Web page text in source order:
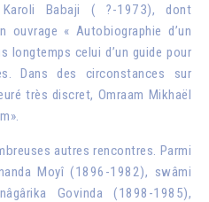
Babaji ( ?-1973), dont
ouvrage « Autobiographie d’un
longtemps celui d’un guide pour
Dans des circonstances sur
très discret, Omraam Mikhaël
autres rencontres. Parmi
Moyî (1896-1982), swâmi
Govinda (1898-1985),